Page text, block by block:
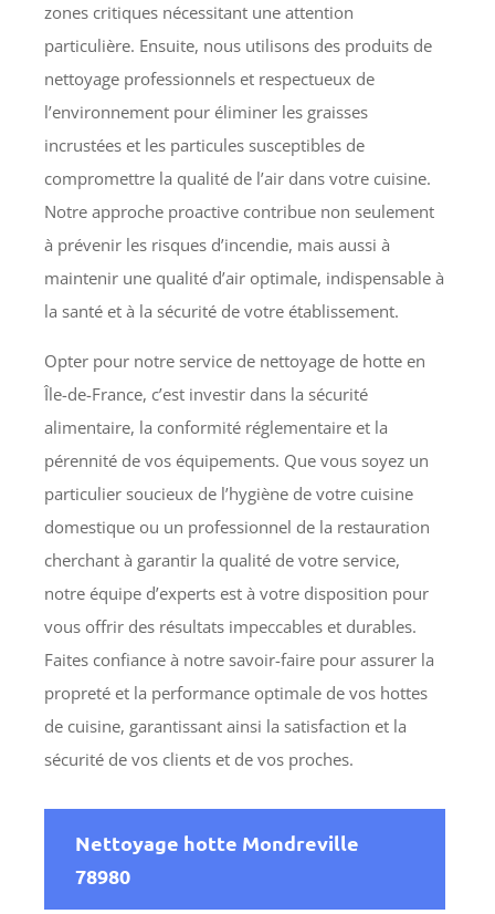
zones critiques nécessitant une attention
particulière. Ensuite, nous utilisons des produits de
nettoyage professionnels et respectueux de
l’environnement pour éliminer les graisses
incrustées et les particules susceptibles de
compromettre la qualité de l’air dans votre cuisine.
Notre approche proactive contribue non seulement
à prévenir les risques d’incendie, mais aussi à
maintenir une qualité d’air optimale, indispensable à
la santé et à la sécurité de votre établissement.
Opter pour notre service de nettoyage de hotte en
Île-de-France, c’est investir dans la sécurité
alimentaire, la conformité réglementaire et la
pérennité de vos équipements. Que vous soyez un
particulier soucieux de l’hygiène de votre cuisine
domestique ou un professionnel de la restauration
cherchant à garantir la qualité de votre service,
notre équipe d’experts est à votre disposition pour
vous offrir des résultats impeccables et durables.
Faites confiance à notre savoir-faire pour assurer la
propreté et la performance optimale de vos hottes
de cuisine, garantissant ainsi la satisfaction et la
sécurité de vos clients et de vos proches.
Nettoyage hotte Mondreville
78980